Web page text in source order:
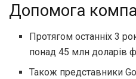
Допомога
Протягом останніх 3
понад 45 млн доларів
Також представники